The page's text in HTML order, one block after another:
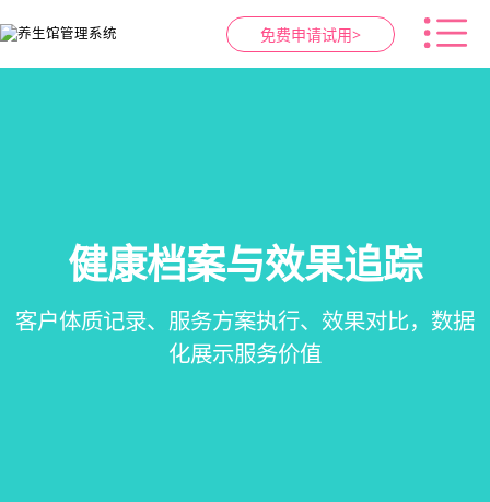
免费申请试用>
会员营销&锁客
会员积分、套餐定制、精准营销、客户关怀，提
升复购率与客单价
预约与工位管理
在线预约、智能排班、技师调度、房间/床位状态
一目了然，提升资源利用率
健康档案与效果追踪
客户体质记录、服务方案执行、效果对比，数据
化展示服务价值
智慧养生馆管理系统
一站式解决养生馆预约、服务、会员、财务、营
销全流程数字化管理